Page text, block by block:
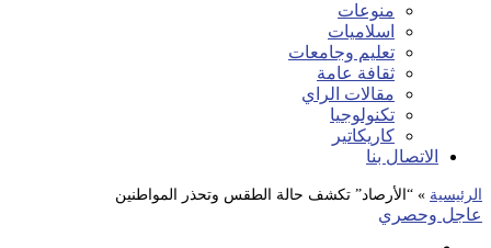
منوعات
اسلاميات
تعليم وجامعات
ثقافة عامة
مقالات الراي
تكنولوجيا
كاريكاتير
الاتصال بنا
الرئيسية » “الأرصاد” تكشف حالة الطقس وتحذر المواطنين
عاجل وحصري